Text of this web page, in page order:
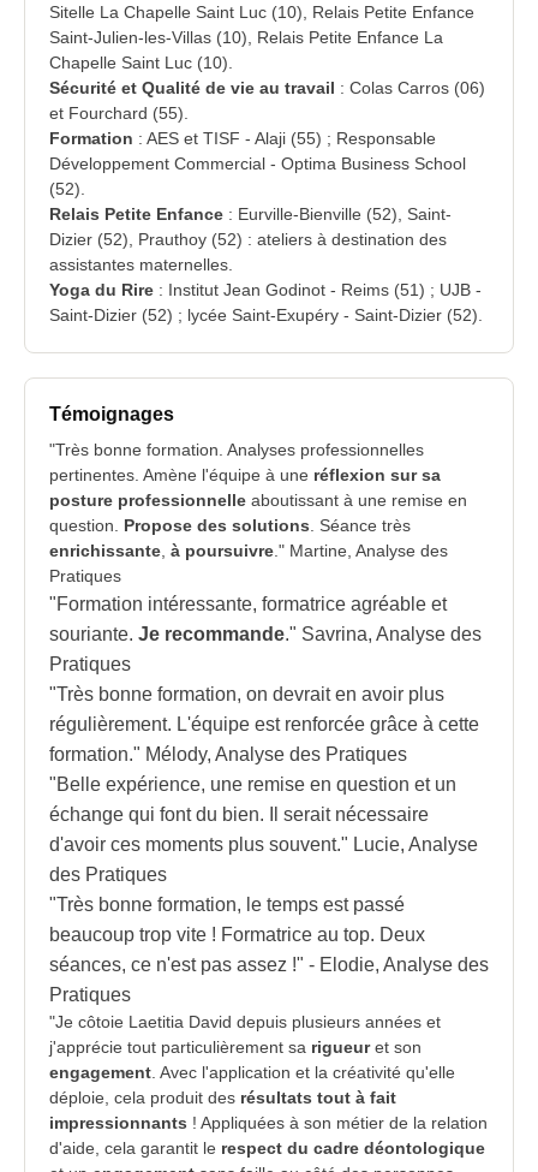
Sitelle La Chapelle Saint Luc (10), Relais Petite Enfance
Saint-Julien-les-Villas (10), Relais Petite Enfance La
Chapelle Saint Luc (10).
Sécurité et Qualité de vie au travail : Colas Carros (06)
et Fourchard (55).
Formation : AES et TISF - Alaji (55) ; Responsable
Développement Commercial - Optima Business School
(52).
Relais Petite Enfance : Eurville-Bienville (52), Saint-
Dizier (52), Prauthoy (52) : ateliers à destination des
assistantes maternelles.
Yoga du Rire : Institut Jean Godinot - Reims (51) ; UJB -
Saint-Dizier (52) ; lycée Saint-Exupéry - Saint-Dizier (52).
Témoignages
"Très bonne formation. Analyses professionnelles
pertinentes. Amène l'équipe à une réflexion sur sa
posture professionnelle aboutissant à une remise en
question. Propose des solutions . Séance très
enrichissante à poursuivre ." Martine, Analyse des
Pratiques
"Formation intéressante, formatrice agréable et
souriante. Je recommande." Savrina, Analyse des
Pratiques
"Très bonne formation, on devrait en avoir plus
régulièrement. L'équipe est renforcée grâce à cette
formation." Mélody, Analyse des Pratiques
"Belle expérience, une remise en question et un
échange qui font du bien. Il serait nécessaire
d'avoir ces moments plus souvent." Lucie, Analyse
des Pratiques
"Très bonne formation, le temps est passé
beaucoup trop vite ! Formatrice au top. Deux
séances, ce n'est pas assez !" - Elodie, Analyse des
Pratiques
"Je côtoie Laetitia David depuis plusieurs années et
j'apprécie tout particulièrement sa rigueuret son
engagement . Avec l'application et la créativité qu'elle
déploie, cela produit des résultats tout à fait
impressionnants ! Appliquées à son métier de la relation
d'aide, cela garantit le respect du cadre déontologique